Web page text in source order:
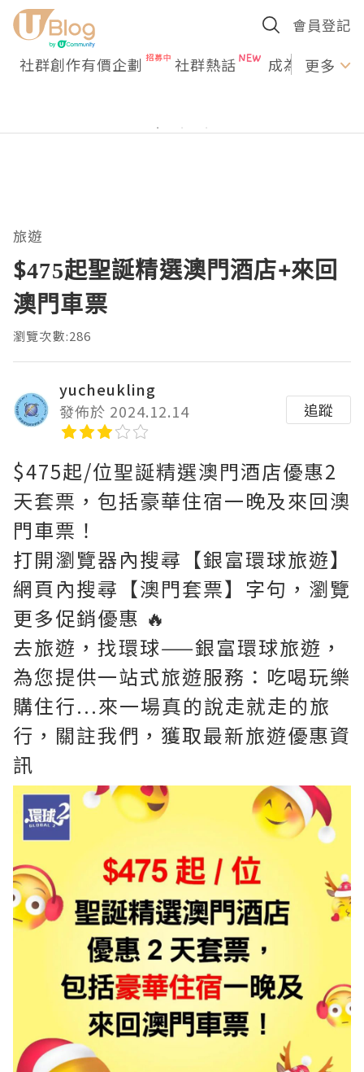
會員登記
社群創作有價企劃 社群熱話 成為U更多
旅遊
$475起聖誕精選澳門酒店+來回
澳門車票
瀏覽次數:286
yucheukling
發佈於 2024.12.14
追蹤
$475起/位聖誕精選澳門酒店優惠2
天套票，包括豪華住宿一晚及來回澳
門車票！
打開瀏覽器內搜尋【銀富環球旅遊】
網頁內搜尋【澳門套票】字句，瀏覽
更多促銷優惠 🔥
去旅遊，找環球——銀富環球旅遊，
為您提供一站式旅遊服務：吃喝玩樂
購住行...來一場真的說走就走的旅
行，關註我們，獲取最新旅遊優惠資
訊